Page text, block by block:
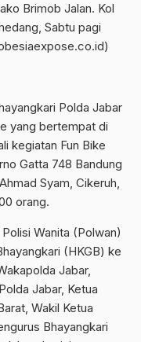
Brimob Jalan. Kol
Sabtu pagi
Polda Jabar
yang bertempat di
kegiatan Fun Bike
Gatta 748 Bandung
Syam, Cikeruh,
orang.
Wanita (Polwan)
(HKGB) ke
Jabar,
Jabar, Ketua
Wakil Ketua
Bhayangkari